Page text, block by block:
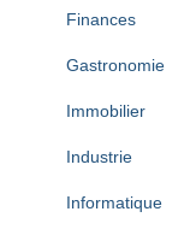
Finances
Gastronomie
Immobilier
Industrie
Informatique